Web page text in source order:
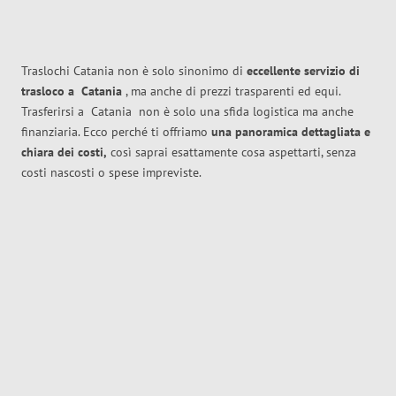
Traslochi Catania non è solo sinonimo di eccellente servizio di
trasloco a Catania , ma anche di prezzi trasparenti ed equi.
Trasferirsi a Catania non è solo una sfida logistica ma anche
finanziaria. Ecco perché ti offriamo una panoramica dettagliata e
chiara dei costi, così saprai esattamente cosa aspettarti, senza
costi nascosti o spese impreviste.